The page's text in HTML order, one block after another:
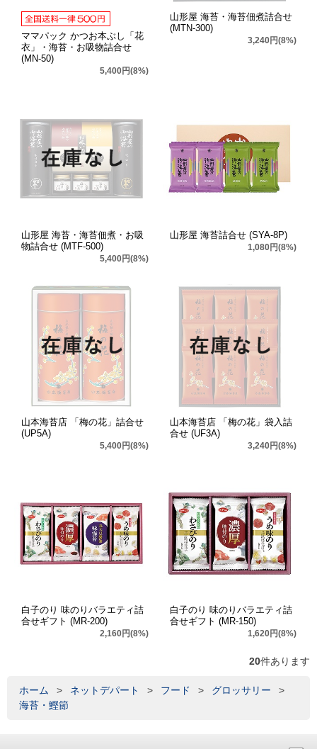
ママパック かつお本ぶし「花
衣」・海苔・お吸物詰合せ
(MN-50)
5,400円(8%)
山形屋 海苔・海苔佃煮詰合せ
(MTN-300)
3,240円(8%)
山形屋 海苔・海苔佃煮・お吸
物詰合せ (MTF-500)
5,400円(8%)
山形屋 海苔詰合せ (SYA-8P)
1,080円(8%)
山本海苔店 「梅の花」詰合せ
(UP5A)
5,400円(8%)
山本海苔店 「梅の花」袋入詰
合せ (UF3A)
3,240円(8%)
白子のり 味のりバラエティ詰
合せギフト (MR-200)
2,160円(8%)
白子のり 味のりバラエティ詰
合せギフト (MR-150)
1,620円(8%)
20件あります
ホーム > ネットデパート > フード > グロッサリー
>
海苔・鰹節